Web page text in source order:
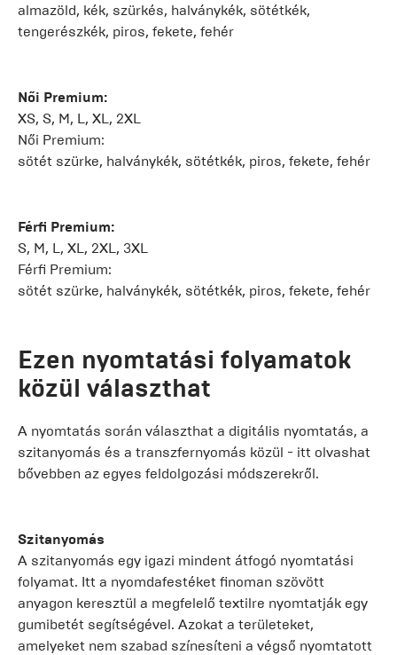
almazöld, kék, szürkés, halványkék, sötétkék,
tengerészkék, piros, fekete, fehér
Női Premium:
XS, S, M, L, XL, 2XL
Női Premium:
sötét szürke, halványkék, sötétkék, piros, fekete, fehér
Férfi Premium:
S, M, L, XL, 2XL, 3XL
Férfi Premium:
sötét szürke, halványkék, sötétkék, piros, fekete, fehér
Ezen nyomtatási folyamatok
közül választhat
A nyomtatás során választhat a digitális nyomtatás, a
szitanyomás és a transzfernyomás közül - itt olvashat
bővebben az egyes feldolgozási módszerekről.
Szitanyomás
A szitanyomás egy igazi mindent átfogó nyomtatási
folyamat. Itt a nyomdafestéket finoman szövött
anyagon keresztül a megfelelő textilre nyomtatják egy
gumibetét segítségével. Azokat a területeket,
amelyeket nem szabad színesíteni a végső nyomtatott